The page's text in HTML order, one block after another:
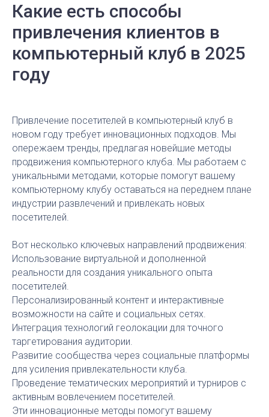
Какие есть способы
привлечения клиентов в
компьютерный клуб в 2025
году
Привлечение посетителей в компьютерный клуб в
новом году требует инновационных подходов. Мы
опережаем тренды, предлагая новейшие методы
продвижения компьютерного клуба. Мы работаем с
уникальными методами, которые помогут вашему
компьютерному клубу оставаться на переднем плане
индустрии развлечений и привлекать новых
посетителей.
Вот несколько ключевых направлений продвижения:
Использование виртуальной и дополненной
реальности для создания уникального опыта
посетителей.
Персонализированный контент и интерактивные
возможности на сайте и социальных сетях.
Интеграция технологий геолокации для точного
таргетирования аудитории.
Развитие сообщества через социальные платформы
для усиления привлекательности клуба.
Проведение тематических мероприятий и турниров с
активным вовлечением посетителей.
Эти инновационные методы помогут вашему